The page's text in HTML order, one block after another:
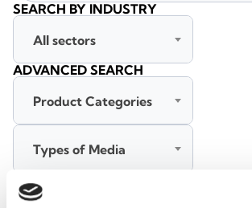
SEARCH BY INDUSTRY
All sectors
ADVANCED SEARCH
Product Categories
Types of Media
All languages